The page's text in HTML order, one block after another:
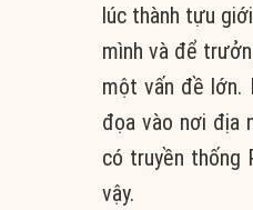
lúc thành tựu
mình và để
một vấn đề lớn.
đọa vào nơi địa
có truyền thống
vậy.